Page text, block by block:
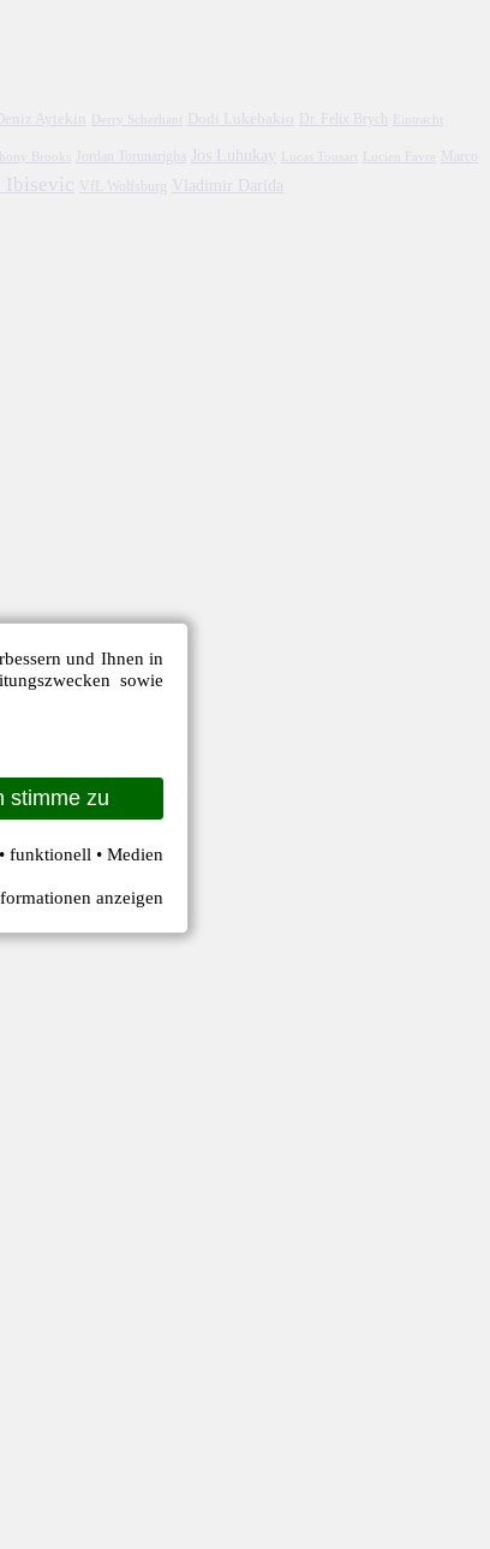
Deniz Aytekin Derry Scherhant Dodi Lukebakio Dr. Felix Brych
Jordan Torunarigha Jos Luhukay
Marco
Ibisevic VfL Wolfsburg Vladimir Darida
und Ihnen in
sowie
stimme zu
funktionell • Medien
anzeigen